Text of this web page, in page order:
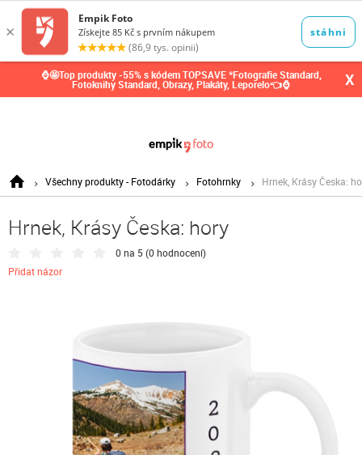
⌚🤩Top produkty -55% s kódem TOPSAVE *Fotografie Standard,
Fotoknihy Standard, Obrazy, Plakáty, Leporelo👈⌚ X
Všechny produkty - Fotodárky Fotohrnky Hrnek, Krásy Česka:
Hrnek, Krásy Česka: hory
0 na 5 (0 hodnocení)
Přidat názor